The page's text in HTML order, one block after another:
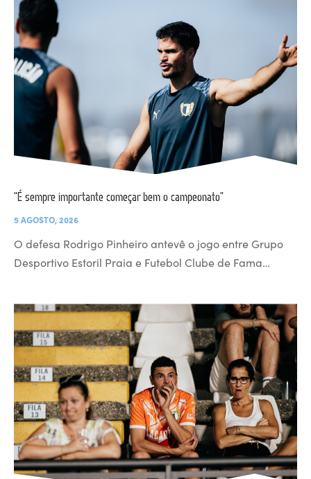
“É sempre importante começar bem o campeonato”
5 AGOSTO, 2026
O defesa Rodrigo Pinheiro antevê o jogo entre Grupo
Desportivo Estoril Praia e Futebol Clube de Fama…